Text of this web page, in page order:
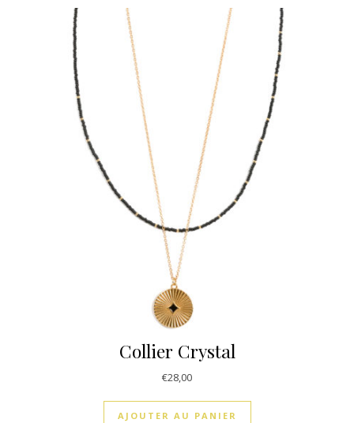
Collier Crystal
€28,00
AJOUTER AU PANIER